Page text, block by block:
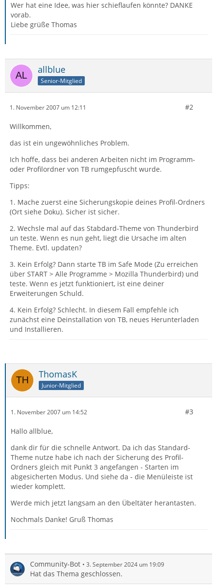
Wer hat eine Idee, was hier schieflaufen könnte? DANKE
vorab.
Liebe grüße Thomas
allblue
Senior-Mitglied
1. November 2007 um 12:11 #2
Willkommen,
das ist ein ungewöhnliches Problem.
Ich hoffe, dass bei anderen Arbeiten nicht im Programm-
oder Profilordner von TB rumgepfuscht wurde.
Tipps:
1. Mache zuerst eine Sicherungskopie deines Profil-Ordners
(Ort siehe Doku). Sicher ist sicher.
2. Wechsle mal auf das Stabdard-Theme von Thunderbird
un teste. Wenn es nun geht, liegt die Ursache im alten
Theme. Evtl. updaten?
3. Kein Erfolg? Dann starte TB im Safe Mode (Zu erreichen
über START > Alle Programme > Mozilla Thunderbird) und
teste. Wenn es jetzt funktioniert, ist eine deiner
Erweiterungen Schuld.
4. Kein Erfolg? Schlecht. In diesem Fall empfehle ich
zunächst eine Deinstallation von TB, neues Herunterladen
und Installieren.
ThomasK
Junior-Mitglied
1. November 2007 um 14:52 #3
Hallo allblue,
dank dir für die schnelle Antwort. Da ich das Standard-
Theme nutze habe ich nach der Sicherung des Profil-
Ordners gleich mit Punkt 3 angefangen - Starten im
abgesicherten Modus. Und siehe da - die Menüleiste ist
wieder komplett.
Werde mich jetzt langsam an den Übeltäter herantasten.
Nochmals Danke! Gruß Thomas
Community-Bot 3. September 2024 um 19:09
Hat das Thema geschlossen.